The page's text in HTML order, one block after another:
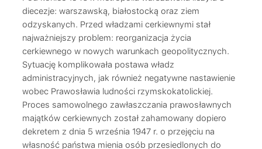
diecezje: warszawską, białostocką oraz ziem
odzyskanych. Przed władzami cerkiewnymi stał
najważniejszy problem: reorganizacja życia
cerkiewnego w nowych warunkach geopolitycznych.
Sytuację komplikowała postawa władz
administracyjnych, jak również negatywne nastawienie
wobec Prawosławia ludności rzymskokatolickiej.
Proces samowolnego zawłaszczania prawosławnych
majątków cerkiewnych został zahamowany dopiero
dekretem z dnia 5 września 1947 r. o przejęciu na
własność państwa mienia osób przesiedlonych do